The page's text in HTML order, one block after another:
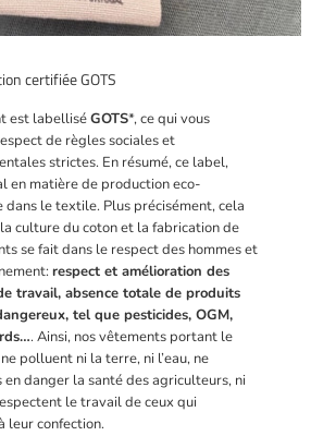
certifiée GOTS
est labelliséGOTS*, ce qui vous
de règles sociales et
strictes. En résumé, ce label,
en matière de production eco-
dans le textile. Plus précisément, cela
culture du coton et la fabrication de
se fait dans le respect des hommes et
respect et amélioration des
travail, absence totale de produits
tel que pesticides, OGM,
. Ainsi, nos vêtements portant le
polluent ni la terre, ni l’eau, ne
danger la santé des agriculteurs, ni
le travail de ceux qui
leur confection.